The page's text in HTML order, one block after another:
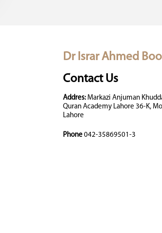
Dr Israr Ahmed
Contact Us
Addres:Markazi Anjuman
Quran Academy Lahore 36-K,
Lahore
Phone 042-35869501-3